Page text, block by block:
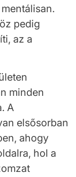
pedig
az a
minden
A
elsősorban
ahogy
hol a